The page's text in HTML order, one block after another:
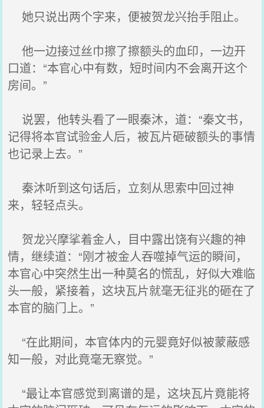
她只说出两个字来，便被贺龙兴抬手阻止。
他一边接过丝巾擦了擦额头的血印，一边开
口道：“本官心中有数，短时间内不会离开这个
房间。”
说罢，他转头看了一眼秦沐，道：“秦文书，
记得将本官试验金人后，被瓦片砸破额头的事情
也记录上去。”
秦沐听到这句话后，立刻从思索中回过神
来，轻轻点头。
贺龙兴摩挲着金人，目中露出饶有兴趣的神
情，继续道：“刚才被金人吞噬掉气运的瞬间，
本官心中突然生出一种莫名的慌乱，好似大难临
头一般，紧接着，这块瓦片就毫无征兆的砸在了
本官的脑门上。”
“在此期间，本官体内的元婴竟好似被蒙蔽感
知一般，对此竟毫无察觉。”
“最让本官感觉到离谱的是，这块瓦片竟能将